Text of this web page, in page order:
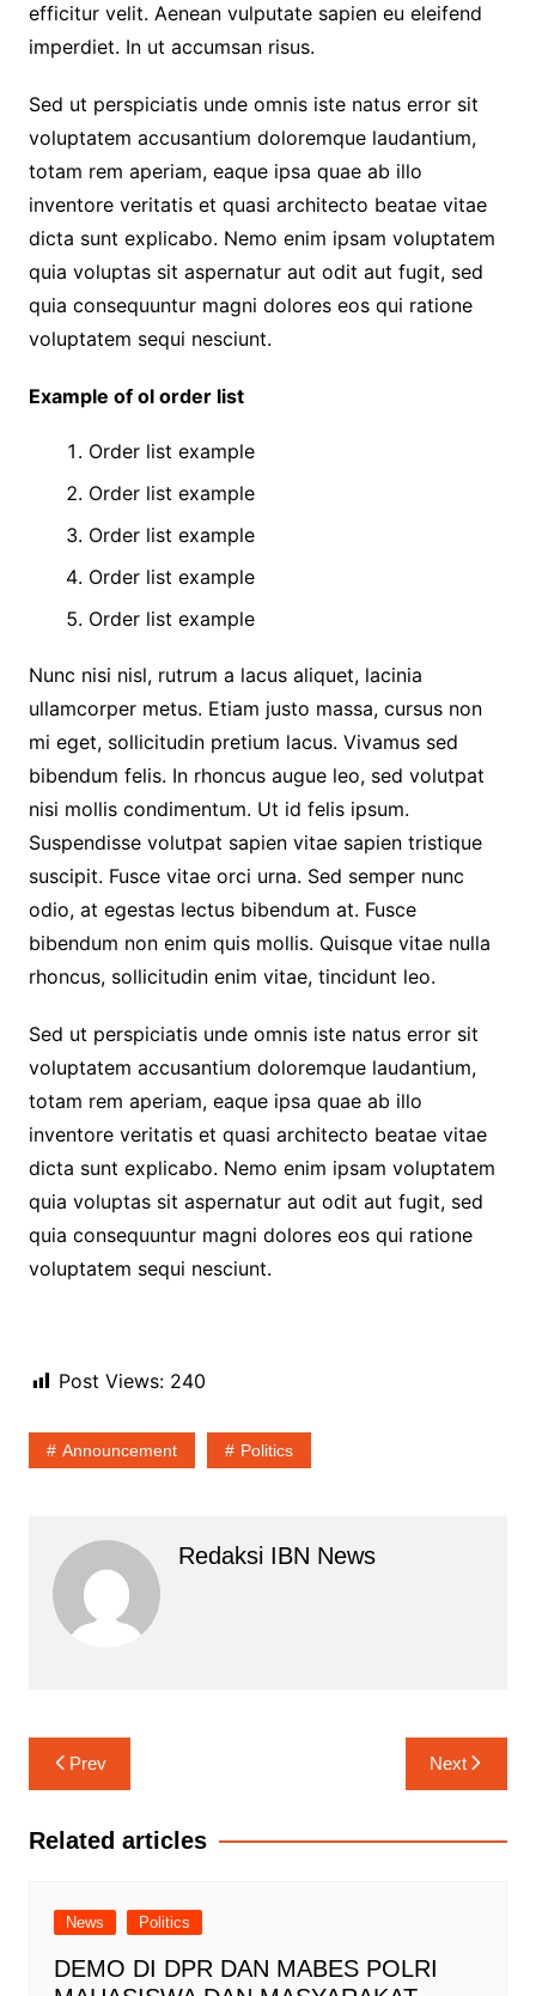
efficitur velit. Aenean vulputate sapien eu eleifend
imperdiet. In ut accumsan risus.
Sed ut perspiciatis unde omnis iste natus error sit
voluptatem accusantium doloremque laudantium,
totam rem aperiam, eaque ipsa quae ab illo
inventore veritatis et quasi architecto beatae vitae
dicta sunt explicabo. Nemo enim ipsam voluptatem
quia voluptas sit aspernatur aut odit aut fugit, sed
quia consequuntur magni dolores eos qui ratione
voluptatem sequi nesciunt.
Example of ol order list
Order list example
Order list example
Order list example
Order list example
Order list example
Nunc nisi nisl, rutrum a lacus aliquet, lacinia
ullamcorper metus. Etiam justo massa, cursus non
mi eget, sollicitudin pretium lacus. Vivamus sed
bibendum felis. In rhoncus augue leo, sed volutpat
nisi mollis condimentum. Ut id felis ipsum.
Suspendisse volutpat sapien vitae sapien tristique
suscipit. Fusce vitae orci urna. Sed semper nunc
odio, at egestas lectus bibendum at. Fusce
bibendum non enim quis mollis. Quisque vitae nulla
rhoncus, sollicitudin enim vitae, tincidunt leo.
Sed ut perspiciatis unde omnis iste natus error sit
voluptatem accusantium doloremque laudantium,
totam rem aperiam, eaque ipsa quae ab illo
inventore veritatis et quasi architecto beatae vitae
dicta sunt explicabo. Nemo enim ipsam voluptatem
quia voluptas sit aspernatur aut odit aut fugit, sed
quia consequuntur magni dolores eos qui ratione
voluptatem sequi nesciunt.
Post Views: 240
Announcement Politics
Redaksi IBN News
Navigasi
pos
Prev Next
Related articles
News Politics
DEMO DI DPR DAN MABES POLRI